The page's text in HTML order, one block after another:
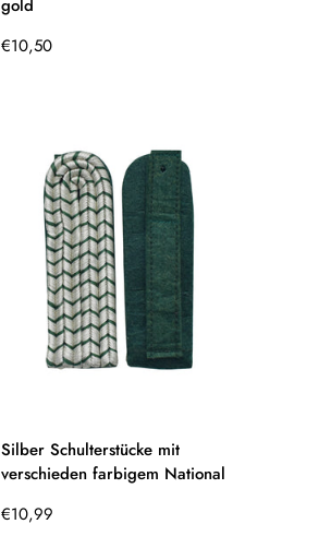
gold
Regulärer
€10,50
Silber Schulterstücke mit
verschieden farbigem National
Regulärer
€10,99